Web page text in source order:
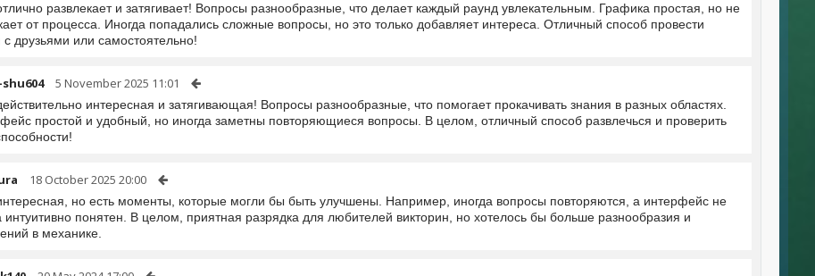
развлекает и затягивает! Вопросы разнообразные, что делает каждый раунд увлекательным. Графика простая, но не
от процесса. Иногда попадались сложные вопросы, но это только добавляет интереса. Отличный способ провести
с друзьями или самостоятельно!
5 November 2025 11:01
интересная и затягивающая! Вопросы разнообразные, что помогает прокачивать знания в разных областях.
простой и удобный, но иногда заметны повторяющиеся вопросы. В целом, отличный способ развлечься и проверить
18 October 2025 20:00
но есть моменты, которые могли бы быть улучшены. Например, иногда вопросы повторяются, а интерфейс не
интуитивно понятен. В целом, приятная разрядка для любителей викторин, но хотелось бы больше разнообразия и
в механике.